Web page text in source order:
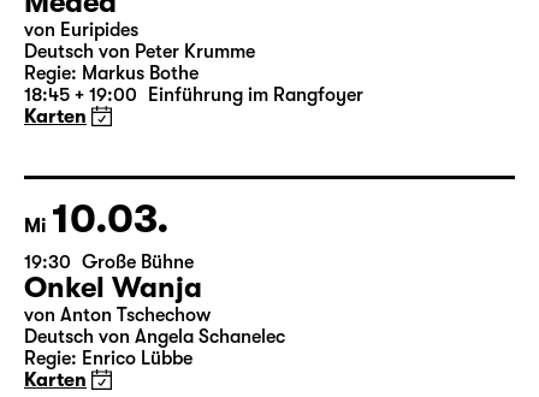
Di 09.03.
19:30 — 20:55 Große Bühne
Medea
von Euripides
18:45 + 19:00 Einführung im Rangfoyer
Karten
Mi 10.03.
19:30 Große Bühne
Onkel Wanja